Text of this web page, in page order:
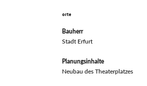
orte
Bauherr
Stadt Erfurt
Planungsinhalte
Neubau des Theaterplatzes